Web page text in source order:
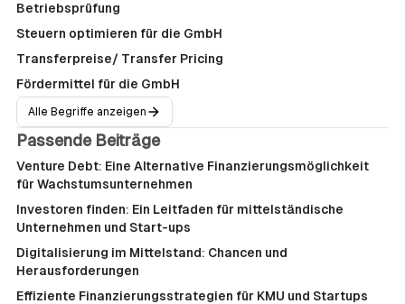
Betriebsprüfung
Steuern optimieren für die GmbH
Transferpreise/ Transfer Pricing
Fördermittel für die GmbH
Alle Begriffe anzeigen
Passende Beiträge
Venture Debt: Eine Alternative Finanzierungsmöglichkeit
für Wachstumsunternehmen
Investoren finden: Ein Leitfaden für mittelständische
Unternehmen und Start-ups
Digitalisierung im Mittelstand: Chancen und
Herausforderungen
Effiziente Finanzierungsstrategien für KMU und Startups